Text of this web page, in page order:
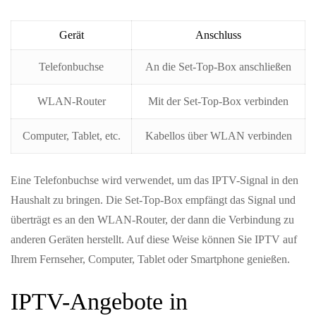
Gerät Anschluss
Telefonbuchse An die Set-Top-Box anschließen
WLAN-Router Mit der Set-Top-Box verbinden
Computer, Tablet, etc. Kabellos über WLAN verbinden
Eine Telefonbuchse wird verwendet, um das IPTV-Signal in den
Haushalt zu bringen. Die Set-Top-Box empfängt das Signal und
überträgt es an den WLAN-Router, der dann die Verbindung zu
anderen Geräten herstellt. Auf diese Weise können Sie IPTV auf
Ihrem Fernseher, Computer, Tablet oder Smartphone genießen.
IPTV-Angebote in